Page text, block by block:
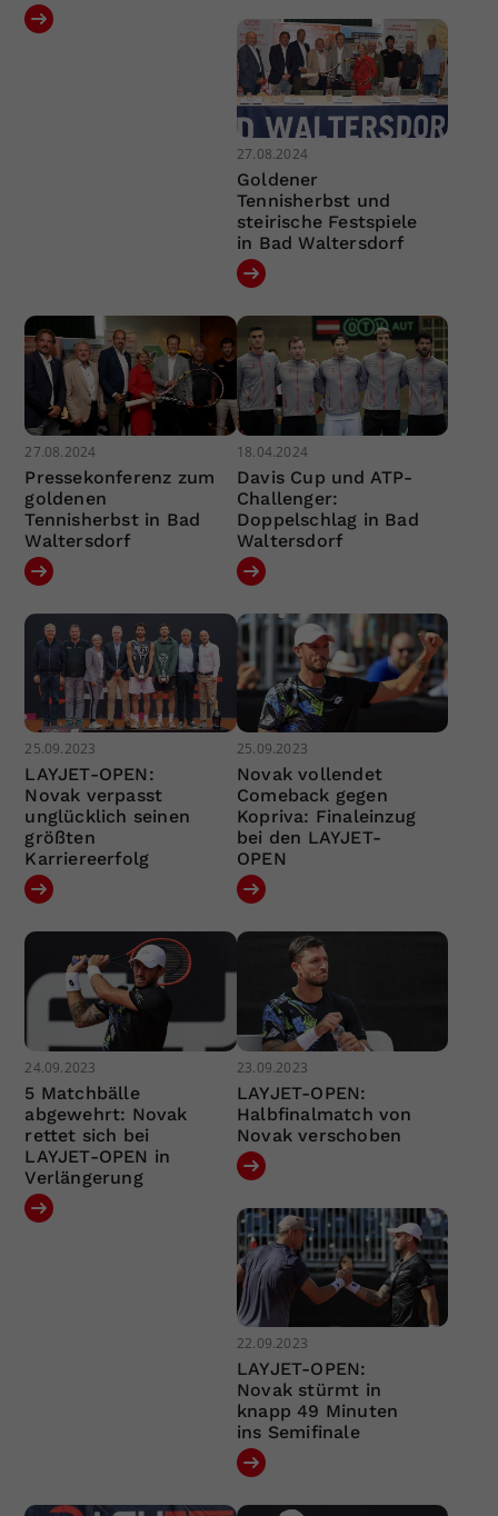
27.08.2024
Goldener
Tennisherbst und
steirische Festspiele
in Bad Waltersdorf
27.08.2024
Pressekonferenz zum
goldenen
Tennisherbst in Bad
Waltersdorf
18.04.2024
Davis Cup und ATP-
Challenger:
Doppelschlag in Bad
Waltersdorf
25.09.2023
LAYJET-OPEN:
Novak verpasst
unglücklich seinen
größten
Karriereerfolg
25.09.2023
Novak vollendet
Comeback gegen
Kopriva: Finaleinzug
bei den LAYJET-
OPEN
24.09.2023
5 Matchbälle
abgewehrt: Novak
rettet sich bei
LAYJET-OPEN in
Verlängerung
23.09.2023
LAYJET-OPEN:
Halbfinalmatch von
Novak verschoben
22.09.2023
LAYJET-OPEN:
Novak stürmt in
knapp 49 Minuten
ins Semifinale